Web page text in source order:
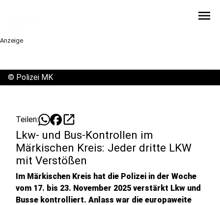
menu
Anzeige
© Polizei MK
Teilen: open_in_new
Lkw- und Bus-Kontrollen im
Märkischen Kreis: Jeder dritte LKW
mit Verstößen
Im Märkischen Kreis hat die Polizei in der Woche
vom 17. bis 23. November 2025 verstärkt Lkw und
Busse kontrolliert. Anlass war die europaweite